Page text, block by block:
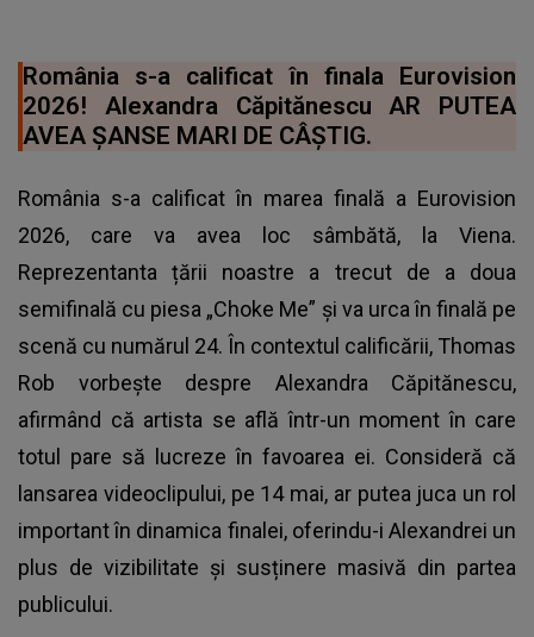
România s-a calificat în finala Eurovision
2026! Alexandra Căpitănescu AR PUTEA
AVEA ȘANSE MARI DE CÂȘTIG.
România s-a calificat în marea finală a Eurovision
2026, care va avea loc sâmbătă, la Viena.
Reprezentanta țării noastre a trecut de a doua
semifinală cu piesa „Choke Me” și va urca în finală pe
scenă cu numărul 24. În contextul calificării, Thomas
Rob vorbește despre Alexandra Căpitănescu,
afirmând că artista se află într-un moment în care
totul pare să lucreze în favoarea ei. Consideră că
lansarea videoclipului, pe 14 mai, ar putea juca un rol
important în dinamica finalei, oferindu-i Alexandrei un
plus de vizibilitate și susținere masivă din partea
publicului.